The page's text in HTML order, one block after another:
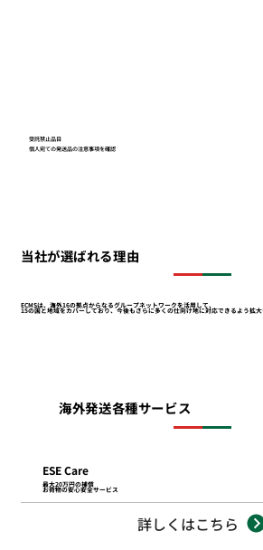
受託禁止品目
個人宛ての発送品の注意事項を確認
当社が選ばれる理由
ECMSは、海外16の拠点からなるグループネットワークを活用して、
15の国と地域をカバーしており、今後もさらに多くの仕向け地に対応できるよう拡大
海外発送各種サービス
ESE Care
最大20万円の補償
お荷物の安心安全サービス
詳しくはこちら